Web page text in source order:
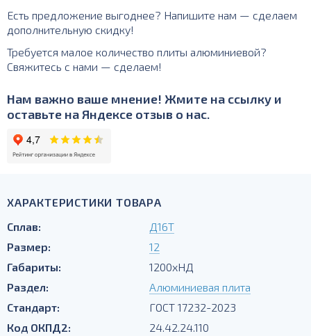
Есть предложение выгоднее? Напишите нам — сделаем
дополнительную скидку!
Требуется малое количество плиты алюминиевой?
Свяжитесь с нами — сделаем!
Нам важно ваше мнение! Жмите на ссылку и
оставьте на Яндексе отзыв о нас.
ХАРАКТЕРИСТИКИ ТОВАРА
Сплав:
Д16Т
Размер:
12
Габариты:
1200хНД
Раздел:
Алюминиевая плита
Стандарт:
ГОСТ 17232-2023
Код ОКПД2:
24.42.24.110